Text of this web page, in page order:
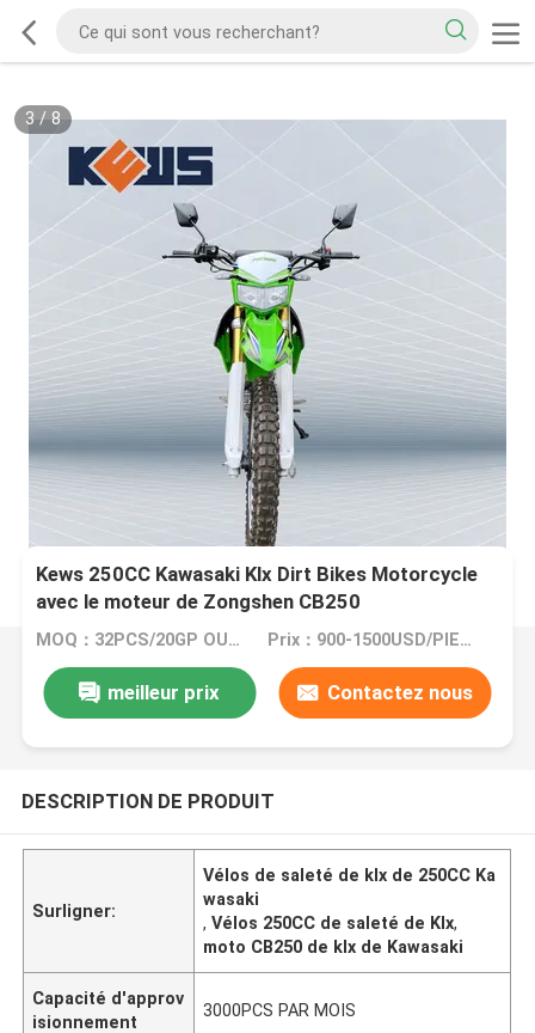
3/8
Kews 250CC Kawasaki Klx Dirt Bikes Motorcycle
avec le moteur de Zongshen CB250
MOQ：32PCS/20GP OU 105PCS/40HC Prix：900-1500USD/PIECE
meilleur prix Contactez nous
DESCRIPTION DE PRODUIT
Surligner:
Vélos de saleté de klx de 250CC Ka
wasaki
,Vélos 250CC de saleté de Klx,
moto CB250 de klx de Kawasaki
Capacité d'approv
isionnement
3000PCS PAR MOIS